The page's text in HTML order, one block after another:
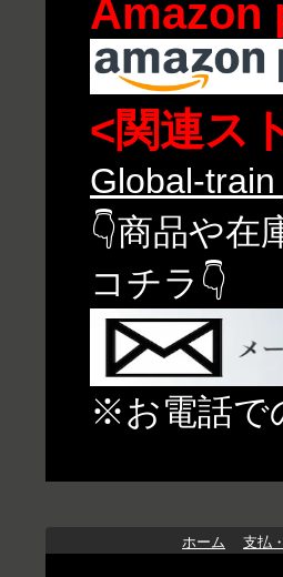
Amazon
<関連ス
Global-
👇商品や在
コチラ👇
※お電話で
ホーム 支払